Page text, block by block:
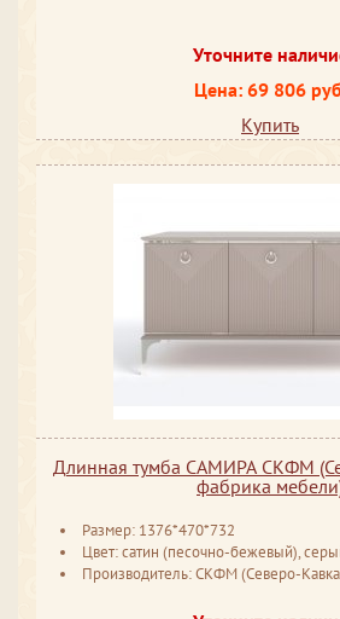
Уточните
Цена: 69 806
Купить
Длинная тумба САМИРА СКФМ
фабрика
Размер: 1376*470*732
Цвет: сатин (песочно-бежевый),
Производитель: СКФМ (Северо-Кавказская